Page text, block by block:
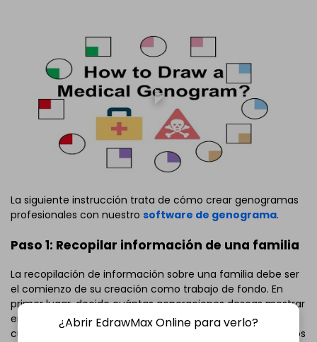
La siguiente instrucción trata de cómo crear genogramas
profesionales con nuestro software de genograma.
Paso 1: Recopilar información de una familia
La recopilación de información sobre una familia debe ser
el comienzo de su creación como trabajo de fondo. En
primer lugar, decide cuántas generaciones deseas mostrar
en tu genograma. A continuación, busca una familia que
cumpla con las generaciones que deseas para reunir todos
¿Abrir EdrawMax Online para verlo?